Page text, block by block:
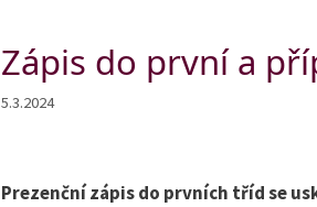
Zápis do první a
5.3.2024
Prezenční zápis do prvních tříd se